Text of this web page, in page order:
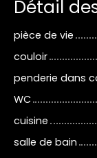
Détail
pièce de vie
couloir
penderie dans
WC
cuisine
salle de bain